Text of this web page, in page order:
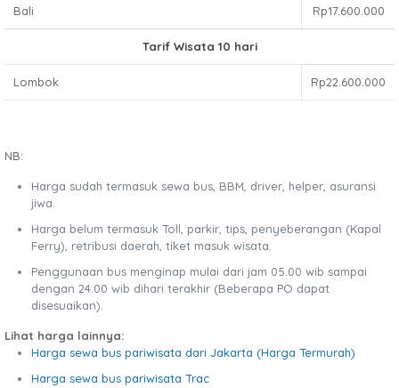
Bali Rp17.600.000
Tarif Wisata 10 hari
Lombok Rp22.600.000
NB:
Harga sudah termasuk sewa bus, BBM, driver, helper, asuransi
jiwa.
Harga belum termasuk Toll, parkir, tips, penyeberangan (Kapal
Ferry), retribusi daerah, tiket masuk wisata.
Penggunaan bus menginap mulai dari jam 05.00 wib sampai
dengan 24.00 wib dihari terakhir (Beberapa PO dapat
disesuaikan).
Lihat harga lainnya:
Harga sewa bus pariwisata dari Jakarta (Harga Termurah)
Harga sewa bus pariwisata Trac